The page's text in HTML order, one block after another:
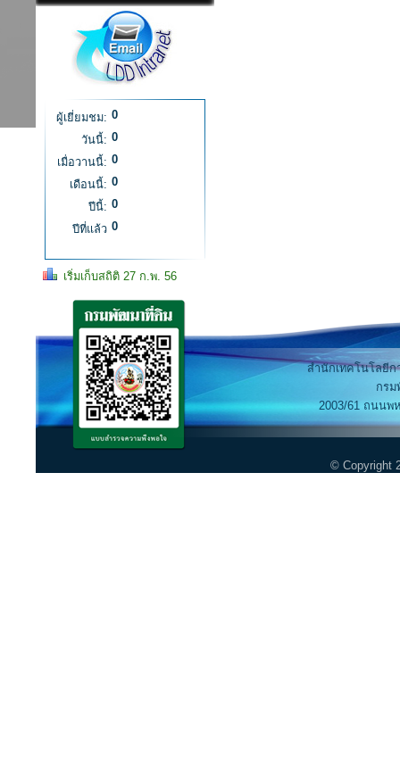
ผู้เยี่ยมชม: 0
วันนี้: 0
เมื่อวานนี้: 0
เดือนนี้: 0
ปีนี้: 0
ปีที่แล้ว 0
เริ่มเก็บสถิติ 27 ก.พ. 56
สำนักเทคโนโลยี
กรม
2003/61 ถนนพ
© Copyright